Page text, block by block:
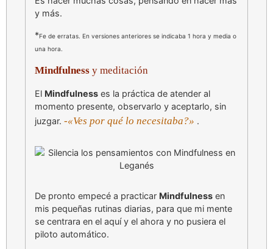
y más.
*Fe de erratas. En versiones anteriores se indicaba 1 hora y media o
una hora.
Mindfulness y meditación
El Mindfulness es la práctica de atender al
momento presente, observarlo y aceptarlo, sin
juzgar. -«Ves por qué lo necesitaba?» .
De pronto empecé a practicar Mindfulness en
mis pequeñas rutinas diarias, para que mi mente
se centrara en el aquí y el ahora y no pusiera el
piloto automático.